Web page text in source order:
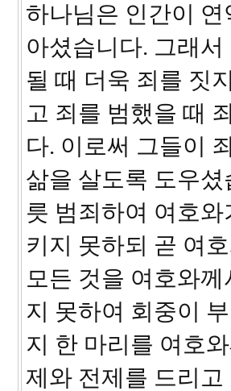
하나님은 인간이
아셨습니다. 그래
될 때 더욱 죄를 짓
고 죄를 범했을 때
다. 이로써 그들이
삶을 살도록 도우
릇 범죄하여 여호
키지 못하되 곧 여
모든 것을 여호와
지 못하여 회중이
지 한 마리를 여호
제와 전제를 드리